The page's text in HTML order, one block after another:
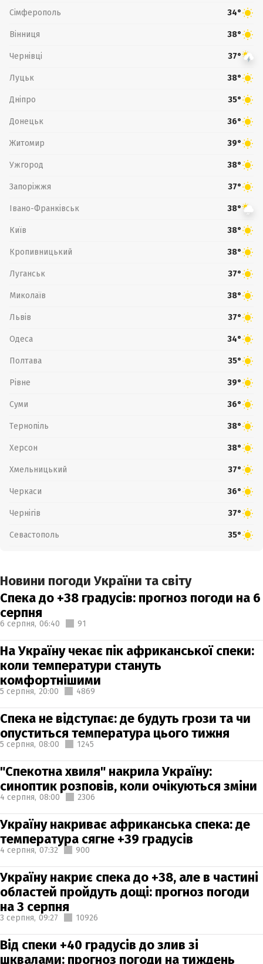
Сімферополь 34°
Вінниця 38°
Чернівці 37°
Луцьк 38°
Дніпро 35°
Донецьк 36°
Житомир 39°
Ужгород 38°
Запоріжжя 37°
Івано-Франківськ 38°
Київ 38°
Кропивницький 38°
Луганськ 37°
Миколаїв 38°
Львів 37°
Одеса 34°
Полтава 35°
Рівне 39°
Суми 36°
Тернопіль 38°
Херсон 38°
Хмельницький 37°
Черкаси 36°
Чернігів 37°
Севастополь 35°
Новини погоди України та світу
Спека до +38 градусів: прогноз погоди на 6
серпня
6 серпня, 06:40 91
На Україну чекає пік африканської спеки:
коли температури стануть
комфортнішими
5 серпня, 20:00 4869
Спека не відступає: де будуть грози та чи
опуститься температура цього тижня
5 серпня, 08:00 1245
"Спекотна хвиля" накрила Україну:
синоптик розповів, коли очікуються зміни
4 серпня, 08:00 2306
Україну накриває африканська спека: де
температура сягне +39 градусів
4 серпня, 07:32 900
Україну накриє спека до +38, але в частині
областей пройдуть дощі: прогноз погоди
на 3 серпня
3 серпня, 09:27 10926
Від спеки +40 градусів до злив зі
шквалами: прогноз погоди на тиждень